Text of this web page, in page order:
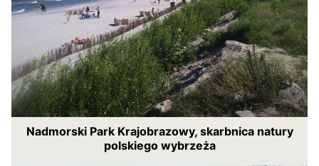
Nadmorski Park Krajobrazowy, skarbnica natury
polskiego wybrzeża